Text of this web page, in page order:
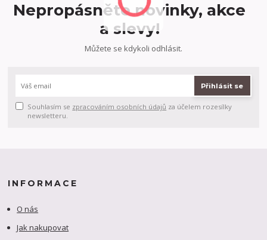
Nepropásněte novinky, akce
a slevy!
Můžete se kdykoli odhlásit.
Přihlásit se
Souhlasím se zpracováním osobních údajů za účelem rozesílky
newsletteru.
INFORMACE
O nás
Jak nakupovat